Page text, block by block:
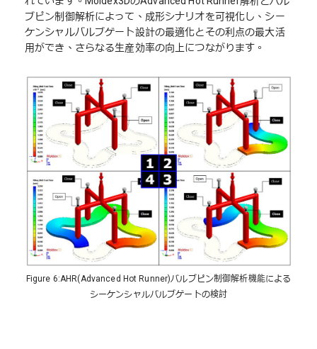
ブピン制御解析によって、成形シナリオを可視化し、シー
ケンシャルバルブゲート設計の最適化とその利点の最大活
用ができ、さらなる生産効率の向上につながります。
Figure 6:AHR(Advanced Hot Runner)バルブピン制御解析機能による
シーケンシャルバルブゲートの検討